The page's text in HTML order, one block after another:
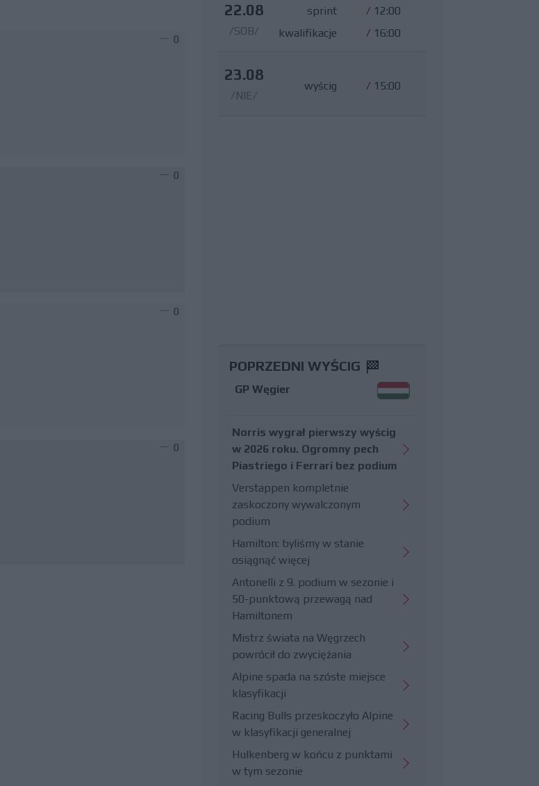
0
0
0
0
22.08
/SOB/
sprint
kwalifikacje
/ 12:00
/ 16:00
23.08
/NIE/
wyścig / 15:00
POPRZEDNI WYŚCIG
GP Węgier
Norris wygrał pierwszy wyścig
w 2026 roku. Ogromny pech
Piastriego i Ferrari bez podium
Verstappen kompletnie
zaskoczony wywalczonym
podium
Hamilton: byliśmy w stanie
osiągnąć więcej
Antonelli z 9. podium w sezonie i
50-punktową przewagą nad
Hamiltonem
Mistrz świata na Węgrzech
powrócił do zwyciężania
Alpine spada na szóste miejsce
klasyfikacji
Racing Bulls przeskoczyło Alpine
w klasyfikacji generalnej
Hulkenberg w końcu z punktami
w tym sezonie